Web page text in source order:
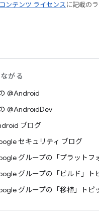
コンテンツ ライセンスに記載の
がる
@Android
@AndroidDev
ブログ
セキュリティ ブログ
グループの「プラットフ
グループの「ビルド」ト
グループの「移植」トピ